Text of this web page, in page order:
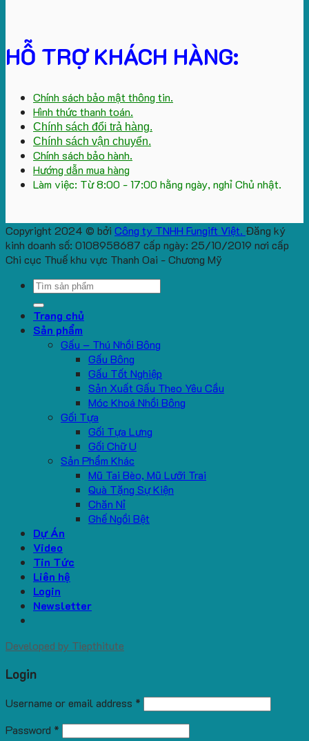
HỖ TRỢ KHÁCH HÀNG:
Chính sách bảo mật thông tin.
Hình thức thanh toán.
Chính sách đổi trả hàng.
Chính sách vận chuyển.
Chính sách bảo hành.
Hướng dẫn mua hàng
Làm việc: Từ 8:00 - 17:00 hằng ngày, nghỉ Chủ nhật.
Copyright 2024 © bởi Công ty TNHH Fungift Việt. Đăng ký
kinh doanh số: 0108958687 cấp ngày: 25/10/2019 nơi cấp
Chi cục Thuế khu vực Thanh Oai - Chương Mỹ
Search
for:
Trang chủ
Sản phẩm
Gấu – Thú Nhồi Bông
Gấu Bông
Gấu Tốt Nghiệp
Sản Xuất Gấu Theo Yêu Cầu
Móc Khoá Nhồi Bông
Gối Tựa
Gối Tựa Lưng
Gối Chữ U
Sản Phẩm Khác
Mũ Tai Bèo, Mũ Lưỡi Trai
Quà Tặng Sự Kiện
Chăn Nỉ
Ghế Ngồi Bệt
Dự Án
Video
Tin Tức
Liên hệ
Login
Newsletter
Developed by Tiepthitute
Login
Username or email address *
Password *